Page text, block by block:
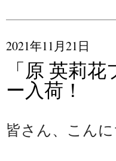
2021年11月21日
「原 英莉
ー入荷！
皆さん、こん